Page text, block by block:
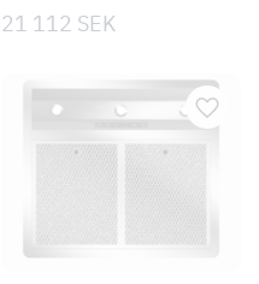
21 112 SEK